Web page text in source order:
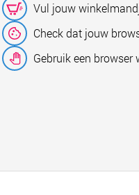
Vul jouw
Check dat jouw
Gebruik een